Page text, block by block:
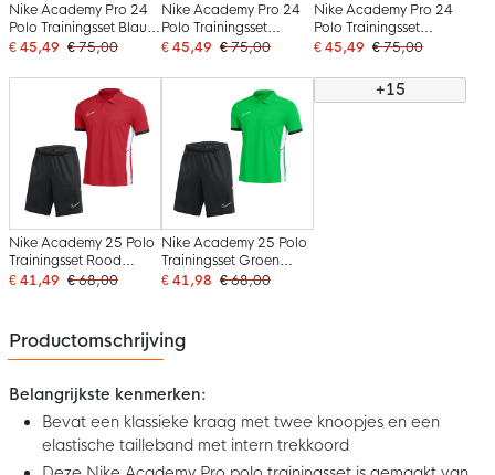
Nike Academy Pro 24
Polo Trainingsset Blauw
Wit
€ 45,49 € 75,00
Nike Academy Pro 24
Polo Trainingsset
Donkerblauw Zwart
€ 45,49 € 75,00
Nike Academy Pro 24
Polo Trainingsset
Donkerblauw Wit
€ 45,49 € 75,00
Nike Academy 25 Polo
Trainingsset Rood
Zwart Wit
€ 41,49 € 68,00
Nike Academy 25 Polo
Trainingsset Groen
Zwart Wit
€ 41,98 € 68,00
+15
Productomschrijving
Belangrijkste kenmerken:
Bevat een klassieke kraag met twee knoopjes en een
elastische tailleband met intern trekkoord